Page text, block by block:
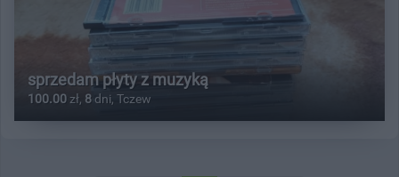
sprzedam płyty z muzyką
100.00 zł, 8dni, Tczew